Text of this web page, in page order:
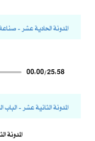
المدونة الحادية عشر -
00:00/25:58
المدونة الثانية عشر - الباب
المدونة